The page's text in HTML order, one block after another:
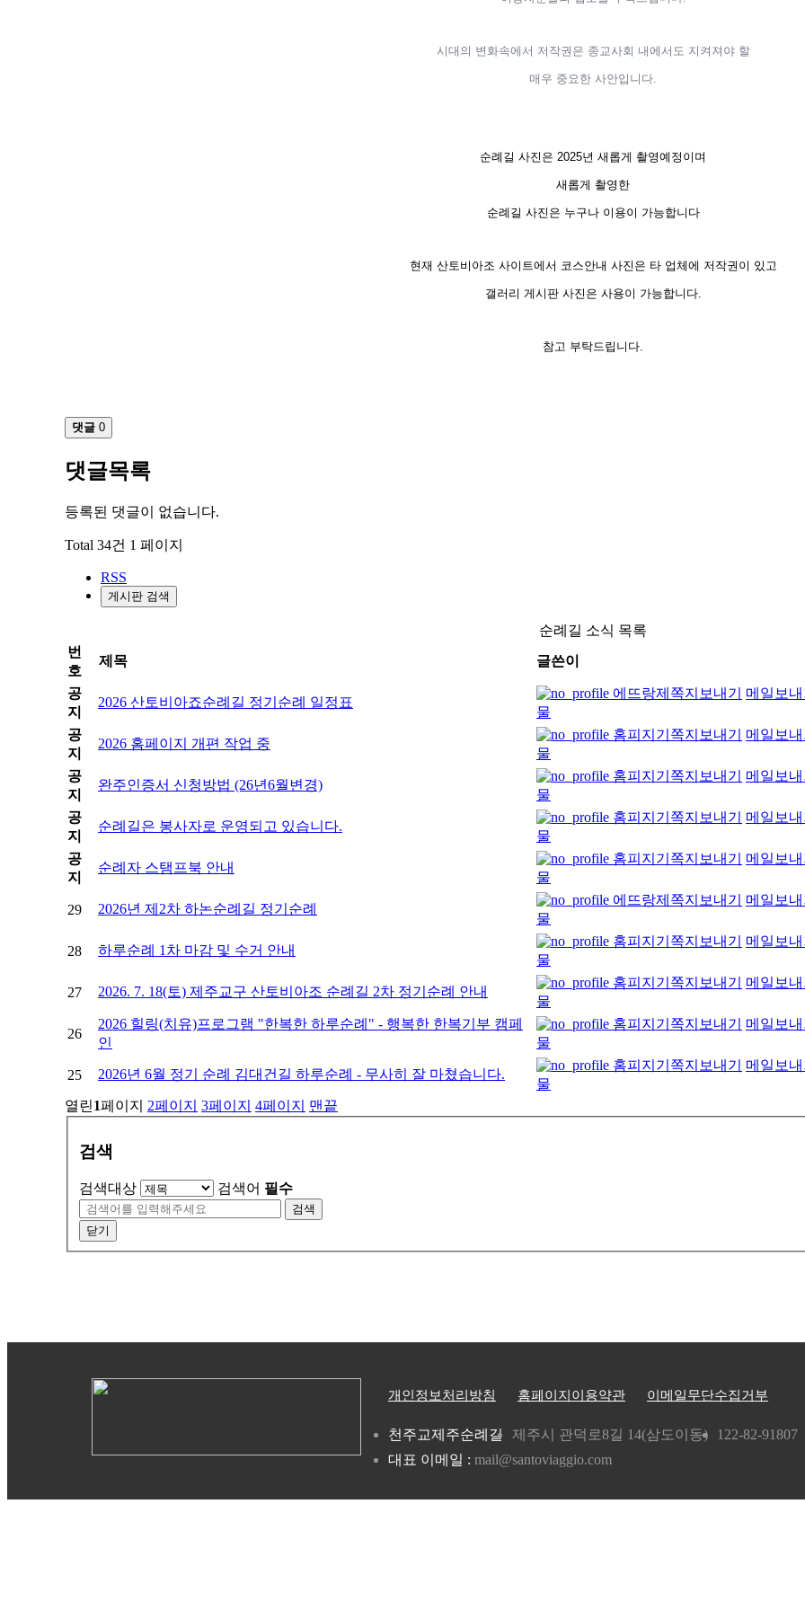
시대의 변화속에서 저작권은 종교사회 내에서도 지켜져야 할
매우 중요한 사안입니다.
순례길 사진은 2025년 새롭게 촬영예정이며
새롭게 촬영한
순례길 사진은 누구나 이용이 가능합니다
현재 산토비아조 사이트에서 코스안내 사진은 타 업체에 저작권이 있고
갤러리 게시판 사진은 사용이 가능합니다.
참고 부탁드립니다.
댓글 0
댓글목록
등록된 댓글이 없습니다.
Total 34건 1 페이지
RSS
게시판 검색
순례길 소식 목록
번
호
제목 글쓴이
공
지
2026 산토비아죠순례길 정기순례 일정표
에뜨랑제 쪽지보내기
메일보
물
공
지
2026 홈페이지 개편 작업 중
홈피지기 쪽지보내기
메일보
물
공
지
완주인증서 신청방법 (26년6월변경)
홈피지기 쪽지보내기
메일보
물
공
지
순례길은 봉사자로 운영되고 있습니다.
홈피지기 쪽지보내기
메일보
물
공
지
순례자 스탬프북 안내
홈피지기 쪽지보내기
메일보
물
29 2026년 제2차 하논순례길 정기순례
에뜨랑제 쪽지보내기
메일보
물
28 하루순례 1차 마감 및 수거 안내
홈피지기 쪽지보내기
메일보
물
27 2026. 7. 18(토) 제주교구 산토비아조 순례길 2차 정기순례 안내
홈피지기 쪽지보내기
메일보
물
26
2026 힐링(치유)프로그램 "한복한 하루순례" - 행복한 한복기부 캠페
인
홈피지기 쪽지보내기
메일보
물
25 2026년 6월 정기 순례 김대건길 하루순례 - 무사히 잘 마쳤습니다.
홈피지기 쪽지보내기
메일보
물
열린1페이지 2페이지 3페이지 4페이지 맨끝
검색
검색대상 검색어 필수
검색
닫기
개인정보처리방침 홈페이지이용약관 이메일무단수집거부
천주교제주순례길 제주시 관덕로8길 14(삼도이동)
122-82-91807
대표 이메일 : mail@santoviaggio.com